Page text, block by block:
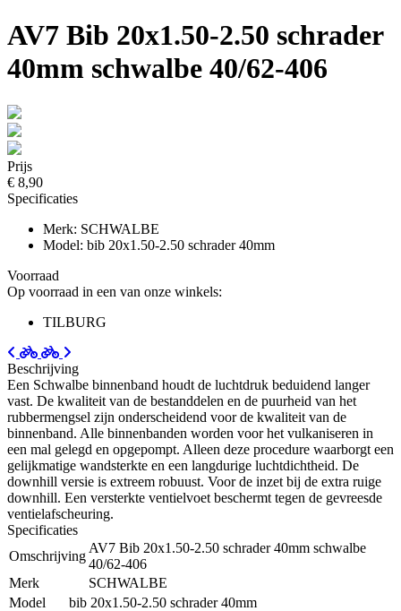
AV7 Bib 20x1.50-2.50 schrader
40mm schwalbe 40/62-406
Prijs
€ 8,90
Specificaties
Merk: SCHWALBE
Model: bib 20x1.50-2.50 schrader 40mm
Voorraad
Op voorraad in een van onze winkels:
TILBURG
Beschrijving
Een Schwalbe binnenband houdt de luchtdruk beduidend langer
vast. De kwaliteit van de bestanddelen en de puurheid van het
rubbermengsel zijn onderscheidend voor de kwaliteit van de
binnenband. Alle binnenbanden worden voor het vulkaniseren in
een mal gelegd en opgepompt. Alleen deze procedure waarborgt een
gelijkmatige wandsterkte en een langdurige luchtdichtheid. De
downhill versie is extreem robuust. Voor de inzet bij de extra ruige
downhill. Een versterkte ventielvoet beschermt tegen de gevreesde
ventielafscheuring.
Specificaties
Omschrijving
AV7 Bib 20x1.50-2.50 schrader 40mm schwalbe
40/62-406
Merk
SCHWALBE
Model
bib 20x1.50-2.50 schrader 40mm